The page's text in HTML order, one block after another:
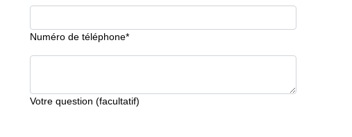
Numéro de téléphone*
Votre question (facultatif)